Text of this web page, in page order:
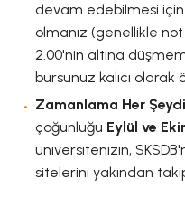
devam edebilmesi için
olmanız (genellikle
2.00'nin altına
bursunuz kalıcı
Zamanlama Her
çoğunluğu Eylül ve
üniversitenizin,
sitelerini yakından